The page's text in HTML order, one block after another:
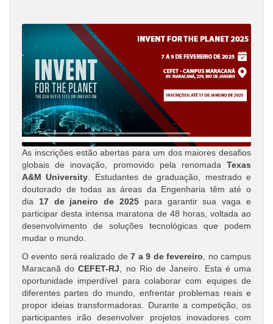
As inscrições estão abertas para um dos maiores desafios
globais de inovação, promovido pela renomada Texas
A&M University . Estudantes de graduação, mestrado e
doutorado de todas as áreas da Engenharia têm até o
dia 17 de janeiro de 2025 para garantir sua vaga e
participar desta intensa maratona de 48 horas, voltada ao
desenvolvimento de soluções tecnológicas que podem
mudar o mundo.
O evento será realizado de7 a 9 de fevereiro , no campus
Maracanã do CEFET-RJ , no Rio de Janeiro. Esta é uma
oportunidade imperdível para colaborar com equipes de
diferentes partes do mundo, enfrentar problemas reais e
propor ideias transformadoras. Durante a competição, os
participantes irão desenvolver projetos inovadores com